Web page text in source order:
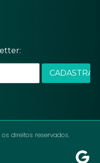
direitos reservados.